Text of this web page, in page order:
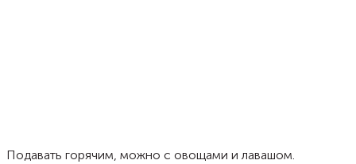
Подавать горячим, можно с овощами и лавашом.